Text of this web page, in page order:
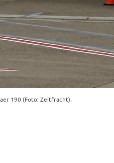
190 (Foto: Zeitfracht).